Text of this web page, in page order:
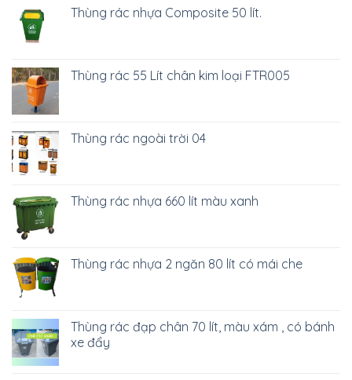
Thùng rác nhựa Composite 50 lít.
Thùng rác 55 Lít chân kim loại FTR005
Thùng rác ngoài trời 04
Thùng rác nhựa 660 lít màu xanh
Thùng rác nhựa 2 ngăn 80 lít có mái che
Thùng rác đạp chân 70 lít, màu xám , có bánh
xe đẩy